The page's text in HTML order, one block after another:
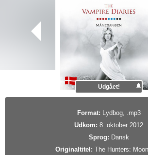
Udgået!
Format: Lydbog, .mp3
Udkom: 8. oktober 2012
Sprog: Dansk
Originaltitel: The Hunters: